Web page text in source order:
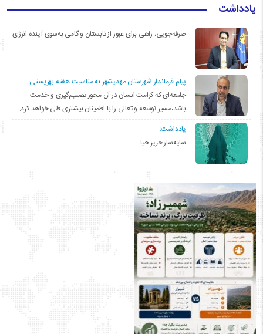
یادداشت
صرفه‌جویی، راهی برای عبور از تابستان و گامی به‌سوی آینده انرژی
پیام فرماندار شهرستان مهدیشهر به مناسبت هفته بهزیستی:
جامعه‌ای که کرامت انسان در آن محور تصمیم‌گیری و خدمت
باشد،مسیر توسعه و تعالی را با اطمینان بیشتری طی خواهد کرد.
یادداشت؛
سایه‌سار حریر حیا